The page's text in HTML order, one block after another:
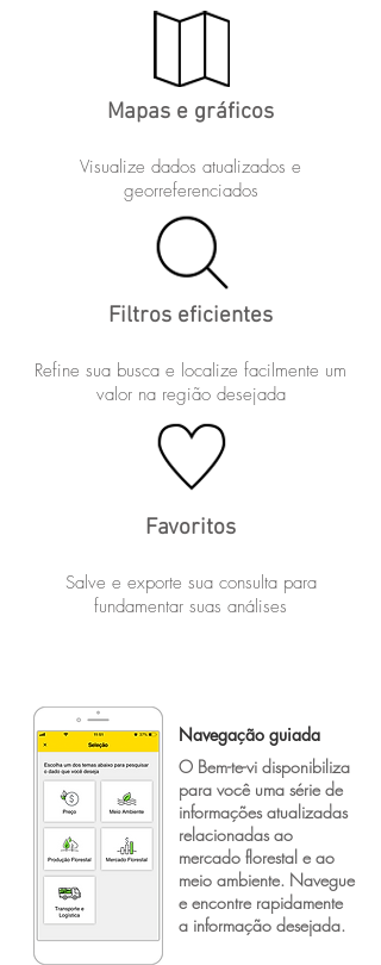
Filtros eficientes
Refine sua busca e localize facilmente um
valor na região desejada
Mapas e gráficos
Visualize dados atualizados e
georreferenciados
Favoritos
Salve e exporte sua consulta para
fundamentar suas análises
Navegação guiada
O Bem-te-vi disponibiliza
para você uma série de
informações atualizadas
relacionadas ao
mercado florestal e ao
meio ambiente. Navegue
e encontre rapidamente
a informação desejada.